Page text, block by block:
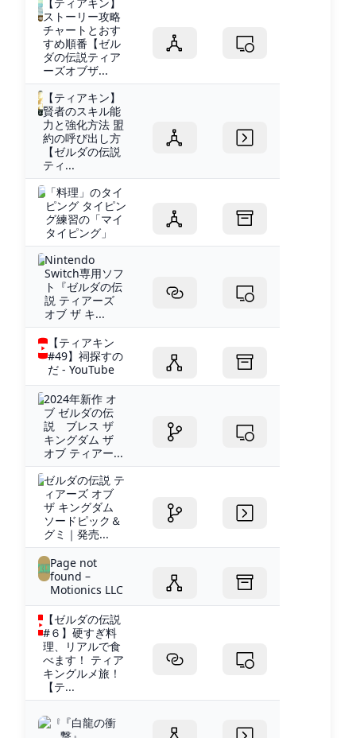
【ティアキン】
ストーリー攻略
チャートとおす
すめ順番【ゼル
ダの伝説ティア
ーズオブザ...
【ティアキン】
賢者のスキル能
力と強化方法 盟
約の呼び出し方
【ゼルダの伝説
ティ...
「料理」のタイ
ピング タイピン
グ練習の「マイ
タイピング」
Nintendo
Switch専用ソフ
ト『ゼルダの伝
説 ティアーズ
オブ ザ キ...
【ティアキン
#49】祠探すの
だ - YouTube
2024年新作 オ
ブ ゼルダの伝
説 ブレス ザ
キングダム ザ
オブ ティアー...
ゼルダの伝説 テ
ィアーズ オブ
ザ キングダム
ソードピック＆
グミ｜発売...
Page not
found –
Motionics LLC
【ゼルダの伝説
#６】硬すぎ料
理、リアルで食
べます！ ティア
キングルメ旅！
【テ...
『白龍の衝